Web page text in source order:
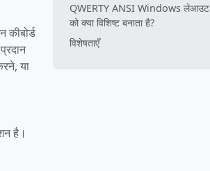
या
है।
QWERTY ANSI Windows लेआउट
को क्या विशिष्ट बनाता है?
विशेषताएँ